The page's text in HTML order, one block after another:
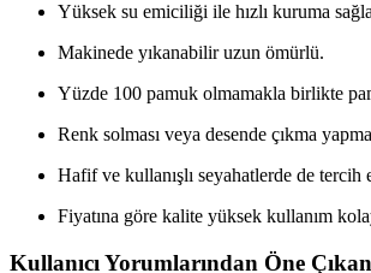
Yüksek su emiciliği ile hızlı kuruma
Makinede yıkanabilir uzun ömürlü.
Yüzde 100 pamuk olmamakla birlikte
Renk solması veya desende çıkma
Hafif ve kullanışlı seyahatlerde de tercih
Fiyatına göre kalite yüksek kullanım
Kullanıcı Yorumlarından Öne